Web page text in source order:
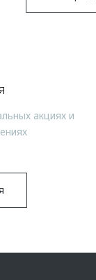
акциях и